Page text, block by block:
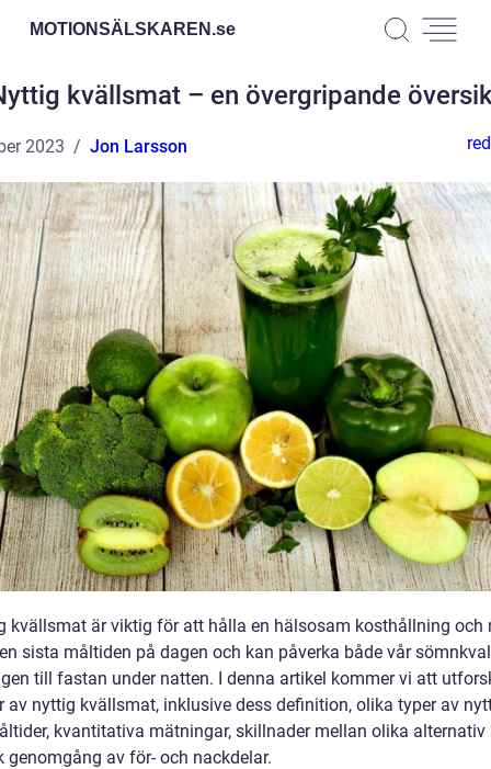
MOTIONSÄLSKAREN.se
kvällsmat – en övergripande
2023 Jon Larsson
kvällsmat är viktig för att hålla en hälsosam kosthållning och
sista måltiden på dagen och kan påverka både vår
till fastan under natten. I denna artikel kommer vi att
av nyttig kvällsmat, inklusive dess definition, olika typer av
kvantitativa mätningar, skillnader mellan olika alternativ
genomgång av för- och nackdelar.